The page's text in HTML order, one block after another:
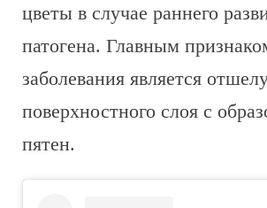
цветы в случае раннего
патогена. Главным
заболевания является
поверхностного слоя с
пятен.